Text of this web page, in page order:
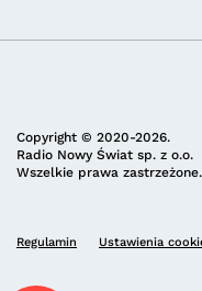
Copyright © 2020-2026.
Radio Nowy Świat sp. z o.o.
Wszelkie prawa zastrzeżone.
Regulamin Ustawienia